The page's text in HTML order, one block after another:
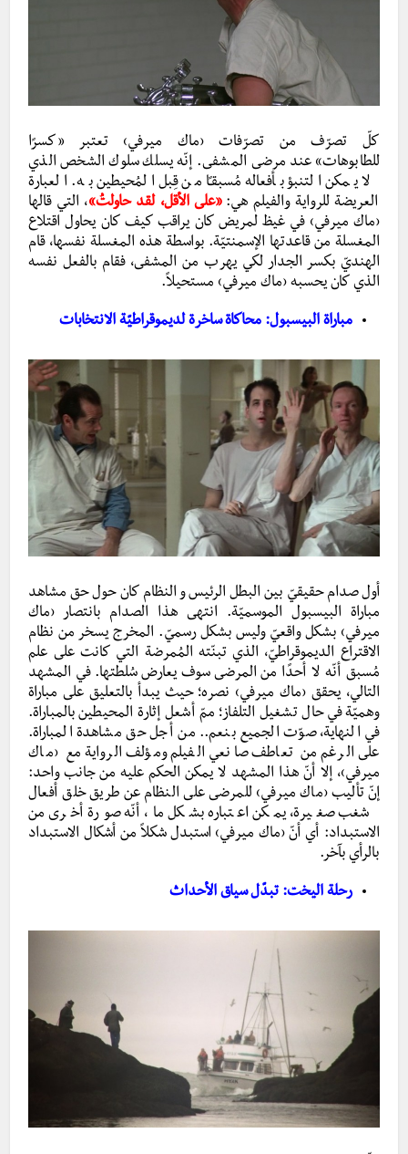
كلّ تصرّف من تصرّفات ‹ماك ميرفي› تعتبر «كسرًا
للطابوهات» عند مرضى المشفى. إنّه يسلك سلوك الشخص الذي
لا يمكن التنبؤ بأفعاله مُسبقـًا من قِبل المُحيطين به. العبارة
العريضة للرواية والفيلم هي: «على الأقل، لقد حاولتُ»، التي قالها
‹ماك ميرفي› في غيظ لمريض كان يراقب كيف كان يحاول اقتلاع
المغسلة من قاعدتها الإسمنتيّة. بواسطة هذه المغسلة نفسها، قام
الهنديّ بكسر الجدار لكي يهرب من المشفى، فقام بالفعل نفسه
الذي كان يحسبه ‹ماك ميرفي› مستحيلاً.
مباراة البيسبول: محاكاة ساخرة لديموقراطيّة الانتخابات
أول صدام حقيقيّ بين البطل الرئيس و النظام كان حول حق مشاهد
مباراة البيسبول الموسميّة. انتهى هذا الصدام بانتصار ‹ماك
ميرفي› بشكل واقعيّ وليس بشكل رسميّ. المخرج يسخر من نظام
الاقتراع الديموقراطيّ، الذي تبنّته المُمرضة التي كانت على علم
مُسبق أنّه لا أحدًا من المرضى سوف يعارض سُلطتها. في المشهد
التالي، يحقق ‹ماك ميرفي› نصره؛ حيث يبدأ بالتعليق على مباراة
وهميّة في حال تشغيل التلفاز؛ ممّ أشعل إثارة المحيطين بالمباراة.
في النهاية، صوّت الجميع بنعم.. من أجل حق مشاهدة المباراة.
على الرغم من تعاطف صانعي الفيلم ومؤلف الرواية مع ‹ماك
ميرفي›، إلا أنّ هذا المشهد لا يمكن الحكم عليه من جانب واحد:
إنّ تأليب ‹ماك ميرفي› للمرضى على النظام عن طريق خلق أفعال
شغب صغيرة، يمكن اعتباره بشكل ما، أنّه صورة أخرى من
الاستبداد: أي أنّ ‹ماك ميرفي› استبدل شكلاً من أشكال الاستبداد
بالرأي بآخر.
رحلة اليخت: تبدّل سياق الأحداث